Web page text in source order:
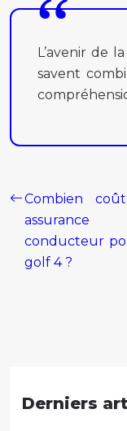
L’avenir de
savent
Combien
assurance
conducteur
golf 4 ?
Derniers